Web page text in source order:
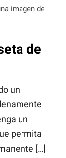
imagen de
de
un
un
permita
[…]